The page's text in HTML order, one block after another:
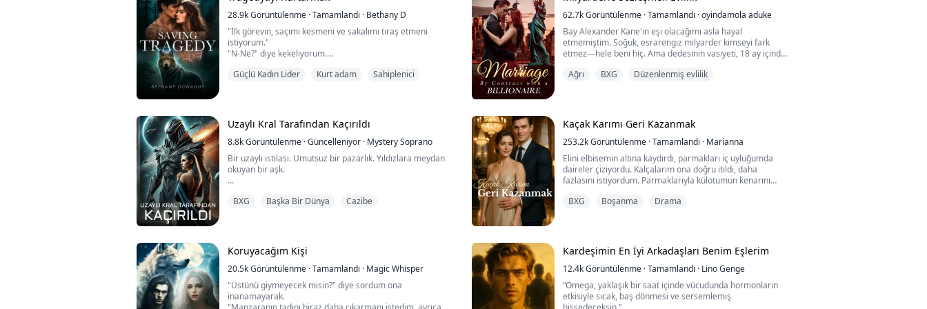
28.9kGörüntülenme ·Tamamlandı · Bethany D
"İlk görevin, saçımı kesmeni ve sakalımı tıraş etmeni
istiyorum."
"N-Ne?" diye kekeliyorum.
çalışarak önce makası alıyorum.
uçlarıma dolanıyor, sanki onun gücünün bir uzantısıymış
gibi.
Gözleri bana bakıyor, yeşil yoğunl...
Güçlü Kadın Lider Kurt adam Sahiplenici
62.7kGörüntülenme ·Tamamlandı ·oyindamola aduke
Bay Alexander Kane'in eşi olacağımı asla hayal
etmemiştim. Soğuk, esrarengiz milyarder kimseyi fark
etmez—hele beni hiç. Ama dedesinin vasiyeti, 18 ay içinde
reddettikten sonra beklenmedik bir şekilde beni seçti.
Onun dünyasında ...
Ağrı BXG Düzenlenmiş evlilik
Uzaylı Kral Tarafından Kaçırıldı
8.8kGörüntülenme ·Güncelleniyor · Mystery Soprano
Bir uzaylı istilası. Umutsuz bir pazarlık. Yıldızlara meydan
okuyan bir aşk.
dünyada, Aeliana'nın küçük kasabası şimdiye kadar
ömür boyu işkenceye katlanmayı beklerken...
BXG Başka Bir Dünya Cazibe
Kaçak Karımı Geri Kazanmak
253.2kGörüntülenme ·Tamamlandı · Marianna
Elini elbisemin altına kaydırdı, parmakları iç uyluğumda
daireler çiziyordu. Kalçalarım ona doğru itildi, daha
fazlasını istiyordum. Parmaklarıyla külotumun kenarını
kaydırdı, serin dokunuşu beni titretmişti.
kondurdu, eli yukarı doğru ...
BXG Boşanma Drama
Koruyacağım Kişi
20.5kGörüntülenme ·Tamamlandı · Magic Whisper
"Üstünü giymeyecek misin?" diye sordum ona
inanamayarak.
Kardeşimin En İyi Arkadaşları Benim Eşlerim
12.4kGörüntülenme ·Tamamlandı · Lino Genge
“Omega, yaklaşık bir saat içinde vücudunda hormonların
etkisiyle sıcak, baş dönmesi ve sersemlemiş